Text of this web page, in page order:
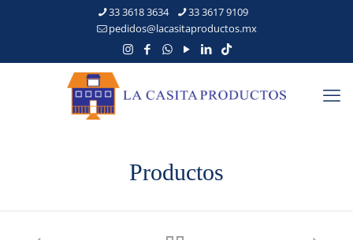
33 3618 3634
33 3617 9109
pedidos@lacasitaproductos.mx
Productos